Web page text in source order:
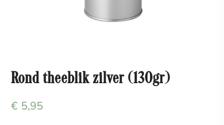
Rond theeblik zilver (130gr)
€ 5,95